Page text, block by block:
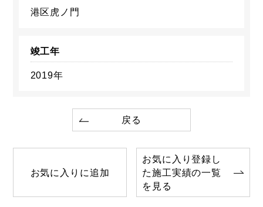
港区虎ノ門
竣工年
2019年
戻る
お気に入りに追加
お気に入り登録し
た施工実績の一覧
を見る